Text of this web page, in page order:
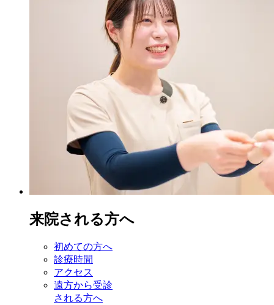
来院される方へ
初めての方へ
診療時間
アクセス
遠方から受診
される方へ